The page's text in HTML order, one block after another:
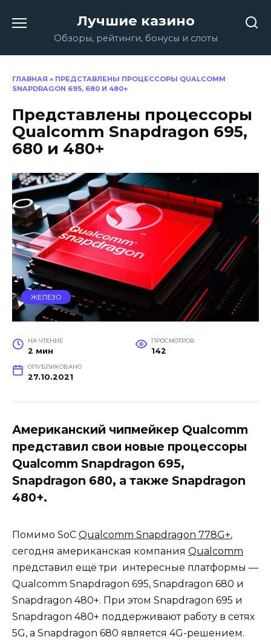
содержанию
Лучшие казино
Обзоры, рейтинги, бонусы и слоты
ГЛАВНАЯ » ПРЕДСТАВЛЕНЫ ПРОЦЕССОРЫ QUALCOMM
SNAPDRAGON 695, 680 И 480+
Представлены процессоры
Qualcomm Snapdragon 695,
680 и 480+
ЖЕЛЕЗО
НА ЧТЕНИЕ
2 мин
ПРОСМОТРОВ
142
ОПУБЛИКОВАНО
27.10.2021
Американский чипмейкер Qualcomm
представил свои новые процессоры
Qualcomm Snapdragon 695,
Snapdragon 680, а также Snapdragon
480+.
Помимо SoC Qualcomm Snapdragon 778G+,
сегодня американская компания Qualcomm
представил ещё три интересные платформы —
Qualcomm Snapdragon 695, Snapdragon 680 и
Snapdragon 480+. При этом Snapdragon 695 и
Snapdragon 480+ поддерживают работу в сетях
5G, а Snapdragon 680 является 4G-решением.